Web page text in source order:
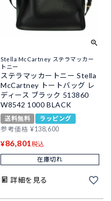
Stella McCartney ステラマッカー
トニー
ステラマッカートニー Stella
McCartney トートバッグ レ
ディース ブラック 513860
W8542 1000 BLACK
送料無料
ラッピング
参考価格 ¥138,600
¥86,801税込
在庫切れ
詳細を見る